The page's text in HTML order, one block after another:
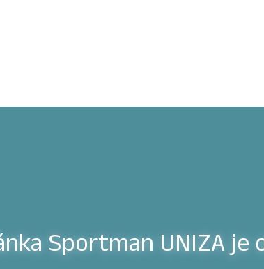
Sportman UNIZA je